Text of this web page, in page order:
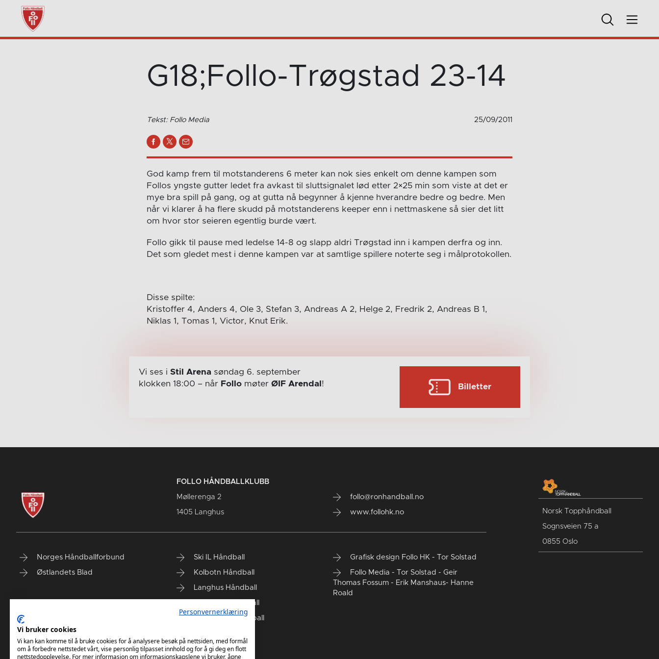
G18;Follo-Trøgstad 23-14
Tekst: Follo Media 25/09/2011
God kamp frem til motstanderens 6 meter kan nok sies enkelt om denne kampen som
Follos yngste gutter ledet fra avkast til sluttsignalet lød etter 2×25 min som viste at det er
mye bra spill på gang, og at gutta nå begynner å kjenne hverandre bedre og bedre. Men
når vi klarer å ha flere skudd på motstanderens keeper enn i nettmaskene så sier det litt
om hvor stor seieren egentlig burde vært.
Follo gikk til pause med ledelse 14-8 og slapp aldri Trøgstad inn i kampen derfra og inn.
Det som gledet mest i denne kampen var at samtlige spillere noterte seg i målprotokollen.
Disse spilte:
Kristoffer 4, Anders 4, Ole 3, Stefan 3, Andreas A 2, Helge 2, Fredrik 2, Andreas B 1,
Niklas 1, Tomas 1, Victor, Knut Erik.
Vi ses i Stil Arenasøndag 6. september
klokken 18:00 – når Follomøter ØIF Arendal ! Billetter
FOLLO HÅNDBALLKLUBB
Møllerenga 2
1405 Langhus
follo@ronhandball.no
www.follohk.no
Norges Håndballforbund
Østlandets Blad
Ski IL Håndball
Kolbotn Håndball
Langhus Håndball
Siggerud Håndball
Oppegård Håndball
Grafisk design Follo HK - Tor Solstad
Follo Media - Tor Solstad - Geir
Thomas Fossum - Erik Manshaus- Hanne
Roald
Norsk Topphåndball
Sognsveien 75 a
0855 Oslo
Personvernerklæring
Vi bruker cookies
Vi kan kan komme til å bruke cookies for å analysere besøk på nettsiden, med formål
om å forbedre nettstedet vårt, vise personlig tilpasset innhold og for å gi deg en flott
nettstedopplevelse. For mer informasjon om informasjonskapslene vi bruker, åpne